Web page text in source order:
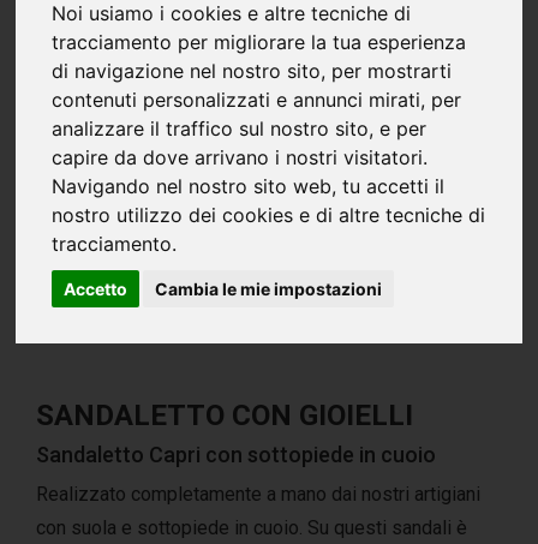
Noi usiamo i cookies e altre tecniche di
tracciamento per migliorare la tua esperienza
di navigazione nel nostro sito, per mostrarti
contenuti personalizzati e annunci mirati, per
analizzare il traffico sul nostro sito, e per
capire da dove arrivano i nostri visitatori.
Navigando nel nostro sito web, tu accetti il
nostro utilizzo dei cookies e di altre tecniche di
tracciamento.
Accetto Cambia le mie impostazioni
SANDALETTO CON GIOIELLI
Sandaletto Capri con sottopiede in cuoio
Realizzato completamente a mano dai nostri artigiani
con suola e sottopiede in cuoio. Su questi sandali è